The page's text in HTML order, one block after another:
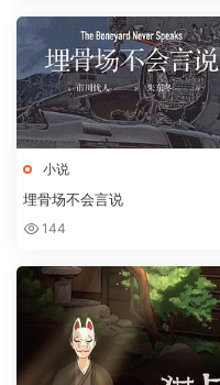
小说
埋骨场不会言说
144